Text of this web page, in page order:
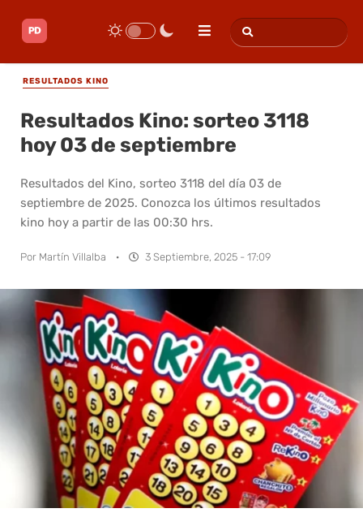
RESULTADOS KINO
Resultados Kino: sorteo 3118
hoy 03 de septiembre
Resultados del Kino, sorteo 3118 del día 03 de
septiembre de 2025. Conozca los últimos resultados
kino hoy a partir de las 00:30 hrs.
Por Martín Villalba · 3 Septiembre, 2025 - 17:09